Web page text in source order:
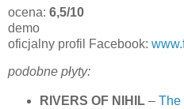
ocena: 6,5/10
demo
oficjalny profil Facebook:
podobne płyty:
RIVERS OF NIHIL– The